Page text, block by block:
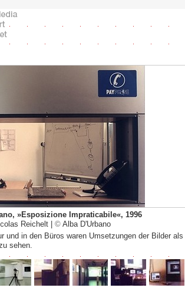
»Esposizione Impraticabile«, 1996
Reichelt | © Alba D'Urbano
und in den Büros waren Umsetzungen der Bilder
sehen.